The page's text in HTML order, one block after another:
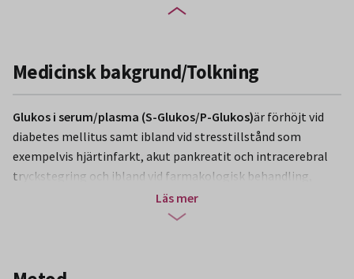
Medicinsk bakgrund/Tolkning
Glukos i serum/plasma (S-Glukos/P-Glukos)är förhöjt vid
diabetes mellitus samt ibland vid stresstillstånd som
exempelvis hjärtinfarkt, akut pankreatit och intracerebral
tryckstegring och ibland vid farmakologisk behandling,
exempelvis med kortison. Diagnosen diabetes ställs hos
personer som vid upprepade mätningar av fasteblodsocker
typ II, men ej för diabetes typ I, gravida och barn. Sänkta
Läs mer